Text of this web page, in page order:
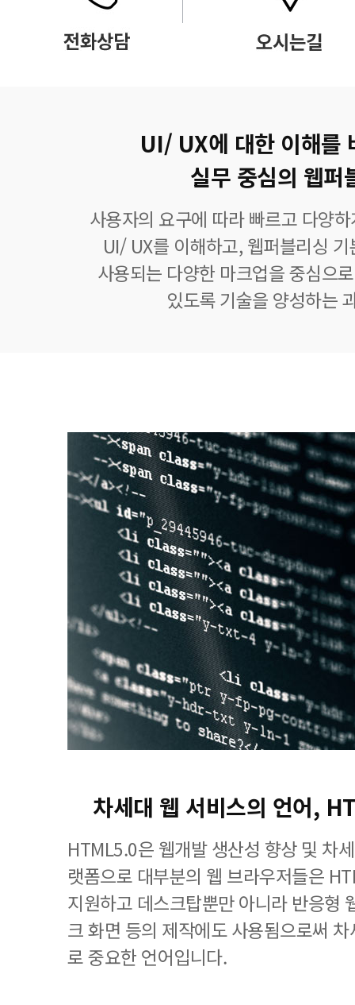
UI/ UX에 대한 이해를
실무 중심의 웹퍼
사용자의 요구에 따라 빠르고 다양
UI/ UX를 이해하고, 웹퍼블리싱
사용되는 다양한 마크업을 중심으
있도록 기술을 양성하는
차세대 웹 서비스의 언어,
HTML5.0은 웹개발 생산성 향상 및 차
랫폼으로 대부분의 웹 브라우저들은
지원하고 데스크탑뿐만 아니라 반응형
크 화면 등의 제작에도 사용됨으로써
로 중요한 언어입니다.